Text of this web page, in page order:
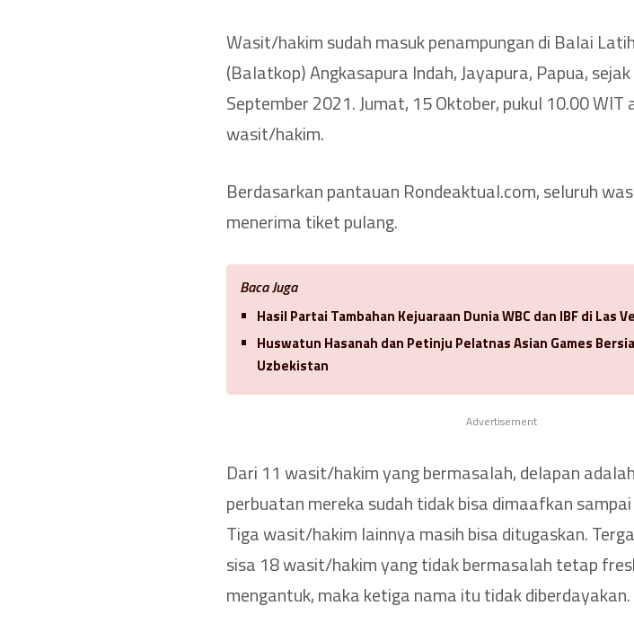
Wasit/hakim sudah masuk penampungan di Balai
(Balatkop) Angkasapura Indah, Jayapura, Papua,
September 2021. Jumat, 15 Oktober, pukul 10.00 WIT
wasit/hakim.
Berdasarkan pantauan Rondeaktual.com, seluruh
menerima tiket pulang.
Baca Juga
Hasil Partai Tambahan Kejuaraan Dunia WBC dan IBF di Las
Huswatun Hasanah dan Petinju Pelatnas Asian Games
Uzbekistan
Advertisement
Dari 11 wasit/hakim yang bermasalah, delapan
perbuatan mereka sudah tidak bisa dimaafkan
Tiga wasit/hakim lainnya masih bisa ditugaskan.
sisa 18 wasit/hakim yang tidak bermasalah tetap
mengantuk, maka ketiga nama itu tidak diberdayakan.